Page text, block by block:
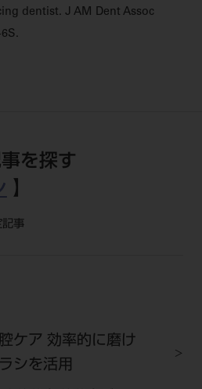
dentist. J AM Dent Assoc
を探す
】
記事
ケア 効率的に磨け
シを活用